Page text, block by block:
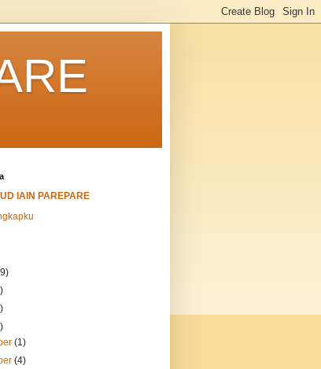
IAIN PAREPARE
(1)
(4)